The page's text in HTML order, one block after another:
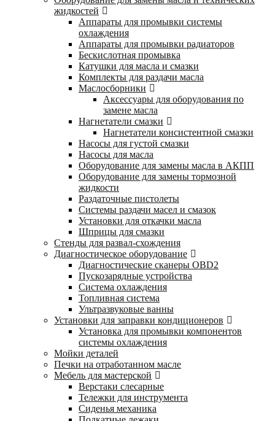
жидкостей
Аппараты для промывки системы
охлаждения
Аппараты для промывки радиаторов
Бескислотная промывка
Катушки для масла и смазки
Комплекты для раздачи масла
Маслосборники
Аксессуары для оборудования по
замене масла
Нагнетатели смазки
Нагнетатели консистентной смазки
Насосы для густой смазки
Насосы для масла
Оборудование для замены масла в АКПП
Оборудование для замены тормозной
жидкости
Раздаточные пистолеты
Системы раздачи масел и смазок
Установки для откачки масла
Шприцы для смазки
Стенды для развал-схождения
Диагностическое оборудование
Диагностические сканеры OBD2
Пускозарядные устройства
Система охлаждения
Топливная система
Ультразвуковые ванны
Установки для заправки кондиционеров
Установка для промывки компонентов
системы охлаждения
Мойки деталей
Печки на отработанном масле
Мебель для мастерской
Верстаки слесарные
Тележки для инструмента
Сиденья механика